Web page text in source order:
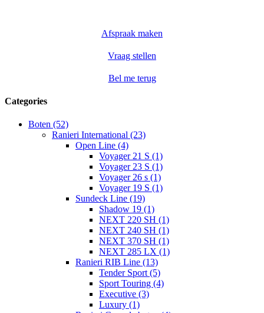
Afspraak maken
Vraag stellen
Bel me terug
Categories
Boten (52)
Ranieri International (23)
Open Line (4)
Voyager 21 S (1)
Voyager 23 S (1)
Voyager 26 s (1)
Voyager 19 S (1)
Sundeck Line (19)
Shadow 19 (1)
NEXT 220 SH (1)
NEXT 240 SH (1)
NEXT 370 SH (1)
NEXT 285 LX (1)
Ranieri RIB Line (13)
Tender Sport (5)
Sport Touring (4)
Executive (3)
Luxury (1)